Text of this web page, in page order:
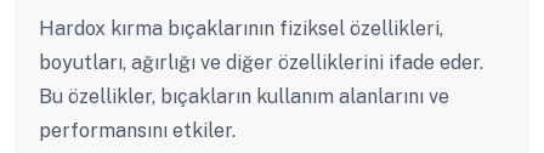
Hardox kırma bıçaklarının fiziksel özellikleri,
boyutları, ağırlığı ve diğer özelliklerini ifade eder.
Bu özellikler, bıçakların kullanım alanlarını ve
performansını etkiler.